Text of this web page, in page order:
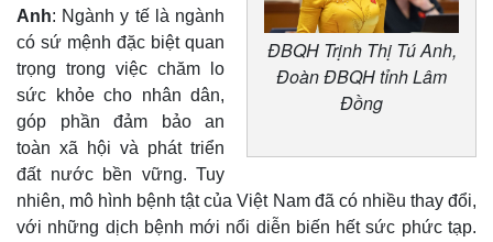
ĐBQH Trịnh Thị Tú Anh,
Đoàn ĐBQH tỉnh Lâm
Đồng
Anh: Ngành y tế là ngành
có sứ mệnh đặc biệt quan
trọng trong việc chăm lo
sức khỏe cho nhân dân,
góp phần đảm bảo an
toàn xã hội và phát triển
đất nước bền vững. Tuy
nhiên, mô hình bệnh tật của Việt Nam đã có nhiều thay đổi,
với những dịch bệnh mới nổi diễn biến hết sức phức tạp.